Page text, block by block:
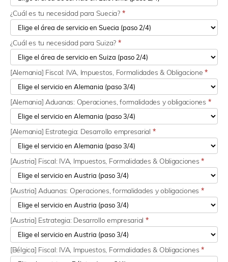
¿Cuál es tu necesidad para Suecia? *
¿Cuál es tu necesidad para Suiza? *
[Alemania] Fiscal: IVA, Impuestos, Formalidades & Obligacione*
[Alemania] Aduanas: Operaciones, formalidades y obligaciones *
[Alemania] Estrategia: Desarrollo empresarial *
[Austria] Fiscal: IVA, Impuestos, Formalidades & Obligaciones*
[Austria] Aduanas: Operaciones, formalidades y obligaciones *
[Austria] Estrategia: Desarrollo empresarial *
[Bélgica] Fiscal: IVA, Impuestos, Formalidades & Obligaciones*